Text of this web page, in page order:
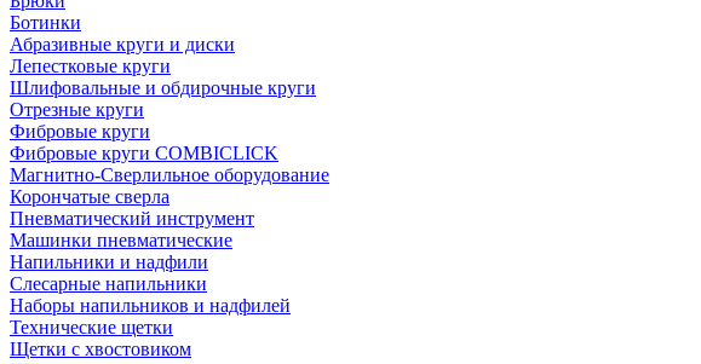
Ботинки
Абразивные круги и диски
Лепестковые круги
Шлифовальные и обдирочные круги
Отрезные круги
Фибровые круги
Фибровые круги COMBICLICK
Магнитно-Сверлильное оборудование
Корончатые сверла
Пневматический инструмент
Машинки пневматические
Напильники и надфили
Слесарные напильники
Наборы напильников и надфилей
Технические щетки
Щетки с хвостовиком